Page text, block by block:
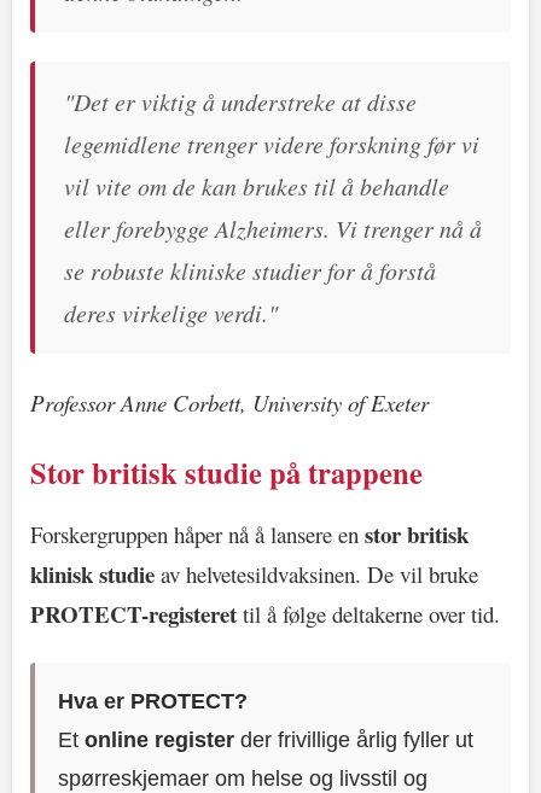
"Det er viktig å understreke at disse
legemidlene trenger videre forskning før vi
vil vite om de kan brukes til å behandle
eller forebygge Alzheimers. Vi trenger nå å
se robuste kliniske studier for å forstå
deres virkelige verdi."
Professor Anne Corbett, University of Exeter
Stor britisk studie på trappene
Forskergruppen håper nå å lansere en stor britisk
klinisk studie av helvetesildvaksinen. De vil bruke
PROTECT-registeret til å følge deltakerne over tid.
Hva er PROTECT?
Etonline register der frivillige årlig fyller ut
spørreskjemaer om helse og livsstil og